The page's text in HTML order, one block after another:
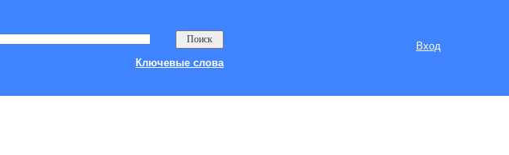
Вход
Ключевые слова